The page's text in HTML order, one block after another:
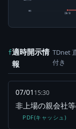
0株
25/3
f適時開示情
報
TDnet
付き
07/01 15:30
非上場の親会社
PDF(キャッシュ)